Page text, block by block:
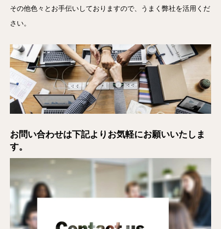
その他色々とお手伝いしておりますので、うまく弊社を活用くだ
さい。
お問い合わせは下記よりお気軽にお願いいたしま
す。